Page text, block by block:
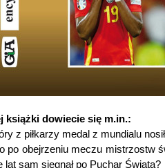
książki dowiecie się m.in.:
z piłkarzy medal z mundialu
po obejrzeniu meczu mistrzostw
lat sam sięgnął po Puchar Świata?